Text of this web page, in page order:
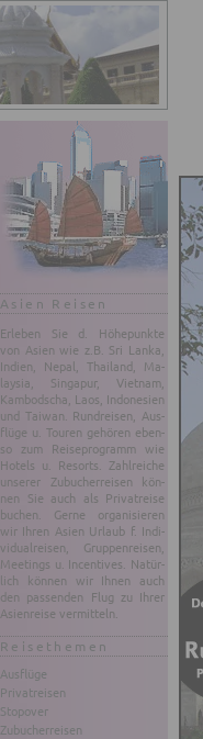
Asien Reisen
Er­le­ben Sie d. Hö­he­punk­te
von Asien wie z.B. Sri Lanka,
In­di­en, Nepal, Thai­land, Ma­
lay­sia, Sin­ga­pur, Viet­nam,
Kam­bo­dscha, Laos, In­do­ne­si­en
und Tai­wan. Rund­rei­sen, Aus­
flü­ge u. Tou­ren ge­hö­ren eben­
so zum Rei­se­pro­gramm wie
Ho­tels u. Re­sorts. Zahl­rei­che
un­se­rer Zu­bu­cher­rei­sen kön­
nen Sie auch als Pri­vat­rei­se
bu­chen. Gerne or­ga­ni­sie­ren
wir Ihren Asien Ur­laub f. In­di­
vi­du­al­rei­sen, Grup­pen­rei­sen,
Mee­tings u. In­cen­ti­ves. Na­tür­
lich kön­nen wir Ihnen auch
den pas­sen­den Flug zu Ihrer
Asi­en­rei­se ver­mit­teln.
Reisethemen
Ausflüge
Privatreisen
Stopover
Zubucherreisen